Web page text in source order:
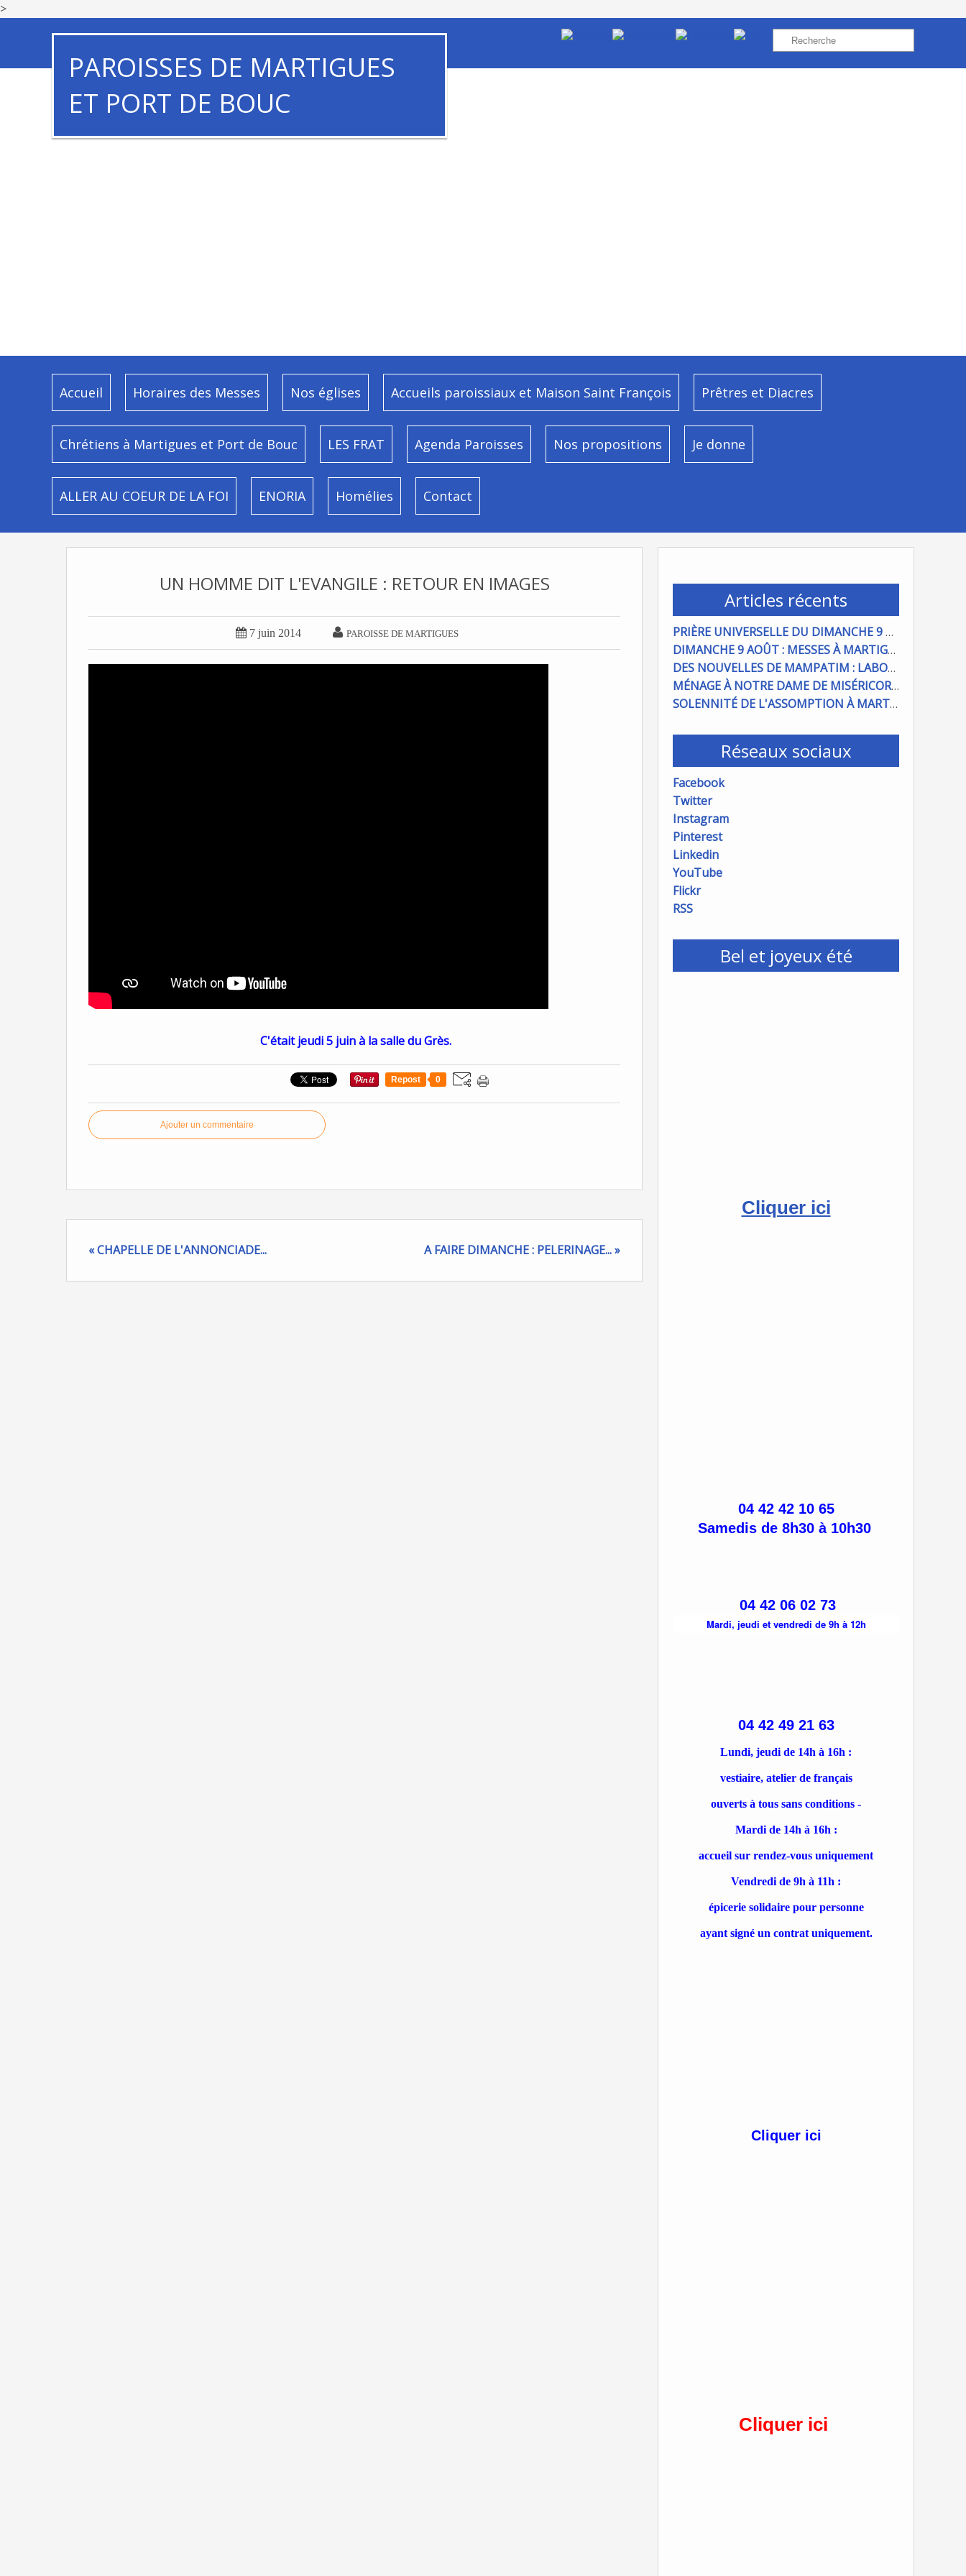
>
PAROISSES DE MARTIGUES
ET PORT DE BOUC
Accueil Horaires des Messes Nos églises Accueils paroissiaux et Maison Saint François Prêtres et Diacres
Chrétiens à Martigues et Port de Bouc LES FRAT Agenda Paroisses Nos propositions Je donne
ALLER AU COEUR DE LA FOI ENORIA Homélies Contact
Articles récents
PRIÈRE UNIVERSELLE DU DIMANCHE 9 AOÜT
DIMANCHE 9 AOÛT : MESSES À MARTIGUES ET PORT DE BOUC
DES NOUVELLES DE MAMPATIM : LABOUR DU CHAMP PAROISSIAL
MÉNAGE À NOTRE DAME DE MISÉRICORDE : ON COMPTE SUR VOUS !
SOLENNITÉ DE L'ASSOMPTION À MARTIGUES ET PORT DE BOUC
Réseaux sociaux
Facebook
Twitter
Instagram
Pinterest
Linkedin
YouTube
Flickr
RSS
Bel et joyeux été
Cliquer ici
04 42 42 10 65
Samedis de 8h30 à 10h30
04 42 06 02 73
Mardi, jeudi et vendredi de 9h à 12h
04 42 49 21 63
Lundi, jeudi de 14h à 16h :
vestiaire, atelier de français
ouverts à tous sans conditions -
Mardi de 14h à 16h :
accueil sur rendez-vous uniquement
Vendredi de 9h à 11h :
épicerie solidaire pour personne
ayant signé un contrat uniquement.
Cliquer ici
Cliquer ici
UN HOMME DIT L'EVANGILE : RETOUR EN IMAGES
 7 juin 2014  PAROISSE DE MARTIGUES
C'était jeudi 5 juin à la salle du Grès.
Repost 0
Ajouter un commentaire
« CHAPELLE DE L'ANNONCIADE... A FAIRE DIMANCHE : PELERINAGE... »